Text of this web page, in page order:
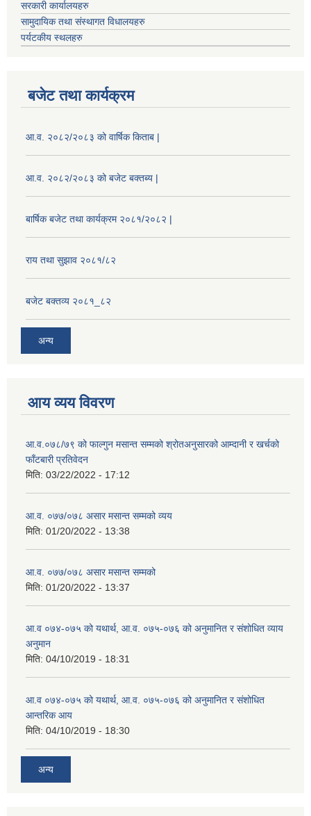
सरकारी कार्यालयहरु
सामुदायिक तथा संस्थागत विधालयहरु
पर्यटकीय स्थलहरु
बजेट तथा कार्यक्रम
आ.व. २०८२/२०८३ को वार्षिक किताब |
आ.व. २०८२/२०८३ को बजेट बक्तब्य |
बार्षिक बजेट तथा कार्यक्रम २०८१/२०८२ |
राय तथा सुझाव २०८१/८२
बजेट बक्तव्य २०८१_८२
अन्य
आय व्यय विवरण
आ.व.०७८/७९ को फाल्गुन मसान्त सम्मको श्रोतअनुसारको आम्दानी र खर्चको
फाँटबारी प्रतिवेदन
मिति: 03/22/2022 - 17:12
आ.व. ०७७/०७८ असार मसान्त सम्मको व्यय
मिति: 01/20/2022 - 13:38
आ.व. ०७७/०७८ असार मसान्त सम्मको
मिति: 01/20/2022 - 13:37
आ.व ०७४-०७५ को यथार्थ, आ.व. ०७५-०७६ को अनुमानित र संशोधित व्याय
अनुमान
मिति: 04/10/2019 - 18:31
आ.व ०७४-०७५ को यथार्थ, आ.व. ०७५-०७६ को अनुमानित र संशोधित
आन्तरिक आय
मिति: 04/10/2019 - 18:30
अन्य